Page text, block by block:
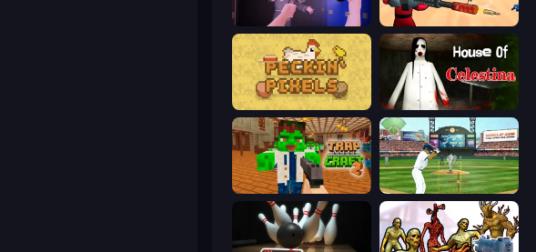
Haunted School 2 Sniper Challenge
Peckin' Pixels House of Celestina
Trap Craft 2 Baseball